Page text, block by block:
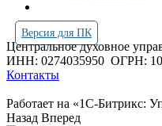
Версия для ПК
Центральное духовное
ИНН: 0274035950 ОГРН:
Контакты
Работает на «1С-Битрикс:
Назад Вперед